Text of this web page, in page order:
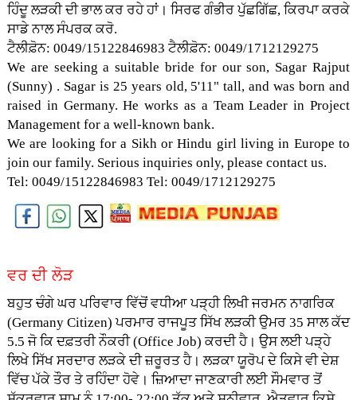
ਹਿੰਦੂ ਲੜਕੀ ਦੀ ਭਾਲ ਕਰ ਰਹੇ ਹਾਂ। ਸਿਰਫ ਗੰਭੀਰ ਪੁੱਛਗਿੱਛ, ਕਿਰਪਾ ਕਰਕੇ
ਸਾਡੇ ਨਾਲ ਸੰਪਰਕ ਕਰੋ.
ਟੈਲੀਫ਼ੋਨ: 0049/15122846983ਟੈਲੀਫ਼ੋਨ: 0049/1712129275
We are seeking a suitable bride for our son, Sagar Rajput
(Sunny) . Sagar is 25 years old, 5'11" tall, and was born and
raised in Germany. He works as a Team Leader in Project
Management for a well-known bank.
We are looking for a Sikh or Hindu girl living in Europe to
join our family. Serious inquiries only, please contact us.
Tel: 0049/15122846983 Tel: 0049/1712129275
ਵਰ ਦੀ ਲੋੜ
ਬਹੁਤ ਚੰਗੇ ਘਰ ਪਰਿਵਾਰ ਵਿੱਚੋਂ ਵਧੀਆ ਪੜ੍ਹੀ ਲਿਖੀ ਜਰਮਨ ਨਾਗਰਿਕ
(Germany Citizen) ਪਰਮਾਰਰਾਜਪੂਤਸਿੱਖ ਲੜਕੀ ਉਮਰ 35 ਸਾਲ ਕੱਦ
5.5 ਜੋ ਕਿ ਦਫ਼ਤਰੀ ਨੌਕਰੀ (Office Job) ਕਰਦੀ ਹੈ। ਉਸ ਲਈ ਪੜ੍ਹੇ
ਲਿਖੇ ਸਿੱਖ ਸਰਦਾਰ ਲੜਕੇ ਦੀ ਜ਼ਰੂਰਤ ਹੈ। ਲੜਕਾ ਯੂਰੋਪ ਦੇ ਕਿਸੇ ਵੀ ਦੇਸ਼
ਵਿੱਚ ਪੱਕੇ ਤੌਰ ਤੇ ਰਹਿੰਦਾ ਹੋਵੇ। ਜ਼ਿਆਦਾ ਜਾਣਕਾਰੀ ਲਈ ਸੌਮਵਾਰ ਤੋਂ